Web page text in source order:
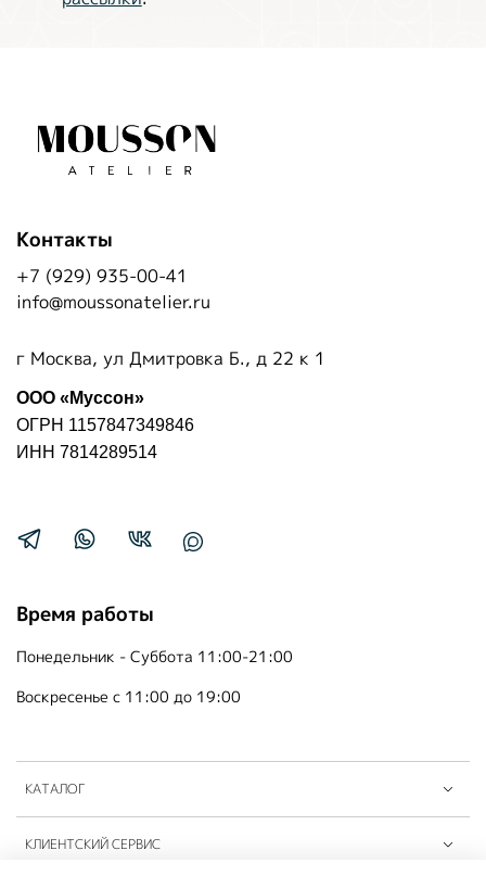
КАТАЛОГ
КЛИЕНТСКИЙ СЕРВИС
Время работы
Понедельник - Суббота 11:00-21:00
Воскресенье с 11:00 до 19:00
Контакты
+7 (929) 935-00-41
info@moussonatelier.ru
г Москва, ул Дмитровка Б., д 22 к 1
ООО «Муссон»
ОГРН 1157847349846
ИНН 7814289514